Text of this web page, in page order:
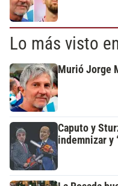
Lo más visto
Murió Jorge
Caputo y
indemnizar y